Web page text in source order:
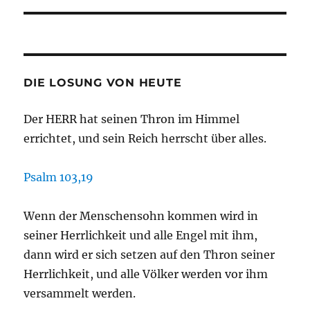
DIE LOSUNG VON HEUTE
Der HERR hat seinen Thron im Himmel
errichtet, und sein Reich herrscht über alles.
Psalm 103,19
Wenn der Menschensohn kommen wird in
seiner Herrlichkeit und alle Engel mit ihm,
dann wird er sich setzen auf den Thron seiner
Herrlichkeit, und alle Völker werden vor ihm
versammelt werden.